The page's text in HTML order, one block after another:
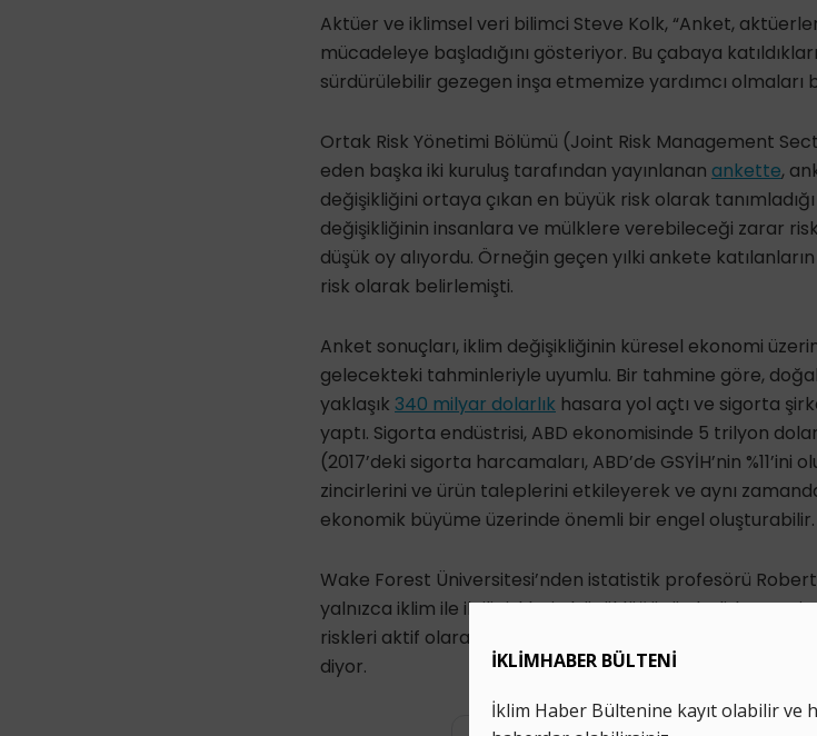
Aktüer ve iklimsel veri bilimci Steve Kolk, “Anket,
mücadeleye başladığını gösteriyor. Bu çabaya
sürdürülebilir gezegen inşa etmemize yardımcı olmaları
Ortak Risk Yönetimi Bölümü (Joint Risk Management
eden başka iki kuruluş tarafından yayınlanan ankette,
değişikliğini ortaya çıkan en büyük risk olarak
değişikliğinin insanlara ve mülklere verebileceği zarar
düşük oy alıyordu. Örneğin geçen yılki ankete
risk olarak belirlemişti.
Anket sonuçları, iklim değişikliğinin küresel ekonomi
gelecekteki tahminleriyle uyumlu. Bir tahmine göre,
yaklaşık 340 milyar dolarlık hasara yol açtı ve sigorta
yaptı. Sigorta endüstrisi, ABD ekonomisinde 5 trilyon
(2017’deki sigorta harcamaları, ABD’de GSYİH’nin
zincirlerini ve ürün taleplerini etkileyerek ve aynı
ekonomik büyüme üzerinde önemli bir engel oluşturabilir.
Wake Forest Üniversitesi’nden istatistik profesörü
yalnızca iklim ile ilgili risklerin büyüklüğünün
riskleri aktif olarak yönetmesine yardım etmede olumlu
diyor.